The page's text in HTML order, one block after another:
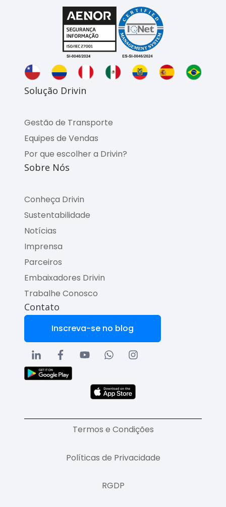
Solução Drivin
Gestão de Transporte
Equipes de Vendas
Por que escolher a Drivin?
Sobre Nós
Conheça Drivin
Sustentabilidade
Notícias
Imprensa
Parceiros
Embaixadores Drivin
Trabalhe Conosco
Contato
Inscreva-se no blog
Termos e Condições
Políticas de Privacidade
RGDP